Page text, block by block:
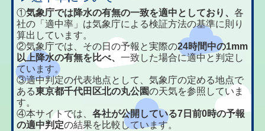
①気象庁では降水の有無の一致を適中としており、各
社の「適中率」は気象庁による検証方法の基準に則り
算出しています。
②気象庁では、その日の予報と実際の24時間中の1mm
以上降水の有無を比べ、一致した場合に適中と判定し
ています。
③適中判定の代表地点として、気象庁の定める地点で
ある東京都千代田区北の丸公園の天気を参照していま
す。
④本サイトでは、各社が公開している7日前0時の予報
の適中判定の結果を比較しています。